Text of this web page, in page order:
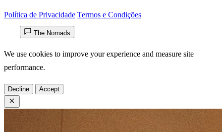
Política de Privacidade Termos e Condições
The Nomads
We use cookies to improve your experience and measure site
performance.
Decline Accept